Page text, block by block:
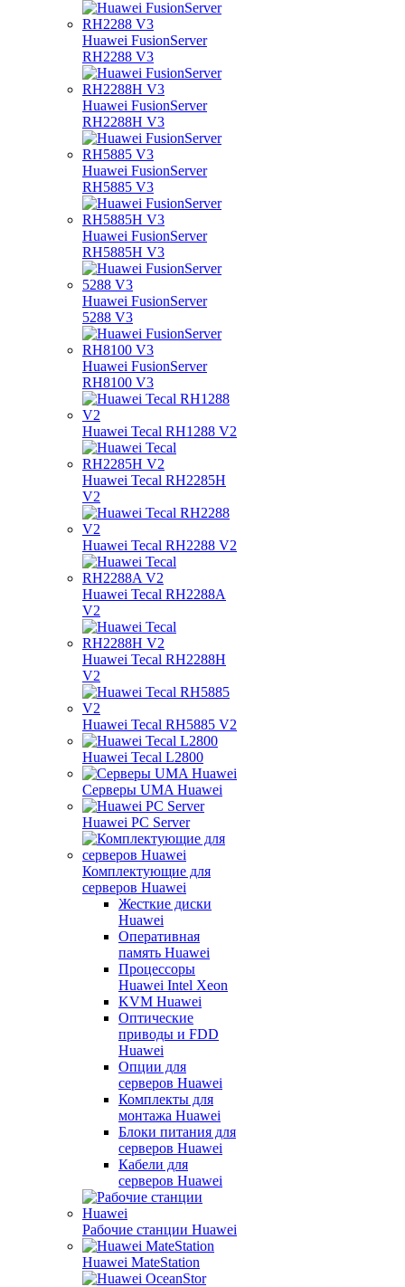
Huawei FusionServer
RH2288 V3
Huawei FusionServer
RH2288H V3
Huawei FusionServer
RH5885 V3
Huawei FusionServer
RH5885H V3
Huawei FusionServer
5288 V3
Huawei FusionServer
RH8100 V3
Huawei Tecal RH1288 V2
Huawei Tecal RH2285H
V2
Huawei Tecal RH2288 V2
Huawei Tecal RH2288A
V2
Huawei Tecal RH2288H
V2
Huawei Tecal RH5885 V2
Huawei Tecal L2800
Серверы UMA Huawei
Huawei PC Server
Комплектующие для
серверов Huawei
Жесткие диски
Huawei
Оперативная
память Huawei
Процессоры
Huawei Intel Xeon
KVM Huawei
Оптические
приводы и FDD
Huawei
Опции для
серверов Huawei
Комплекты для
монтажа Huawei
Блоки питания для
серверов Huawei
Кабели для
серверов Huawei
Рабочие станции Huawei
Huawei MateStation